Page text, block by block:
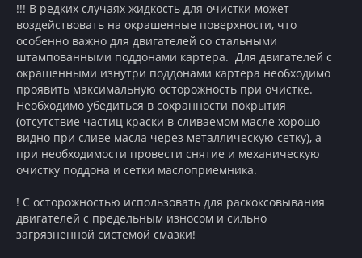
!!! В редких случаях жидкость для очистки может
воздействовать на окрашенные поверхности, что
особенно важно для двигателей со стальными
штампованными поддонами картера. Для двигателей с
окрашенными изнутри поддонами картера необходимо
проявить максимальную осторожность при очистке.
Необходимо убедиться в сохранности покрытия
(отсутствие частиц краски в сливаемом масле хорошо
видно при сливе масла через металлическую сетку), а
при необходимости провести снятие и механическую
очистку поддона и сетки маслоприемника.
! С осторожностью использовать для раскоксовывания
двигателей с предельным износом и сильно
загрязненной системой смазки!